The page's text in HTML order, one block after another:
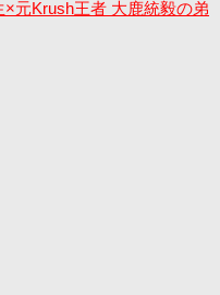
元Krush王者 大鹿統毅の弟